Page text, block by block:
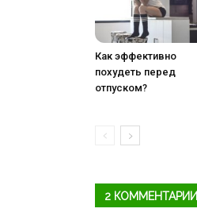
Как эффективно
похудеть перед
отпуском?
2 КОММЕНТАРИИ